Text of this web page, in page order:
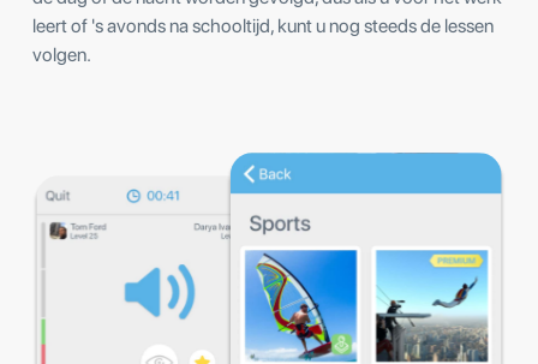
leert of 's avonds na schooltijd, kunt u nog steeds de lessen
volgen.